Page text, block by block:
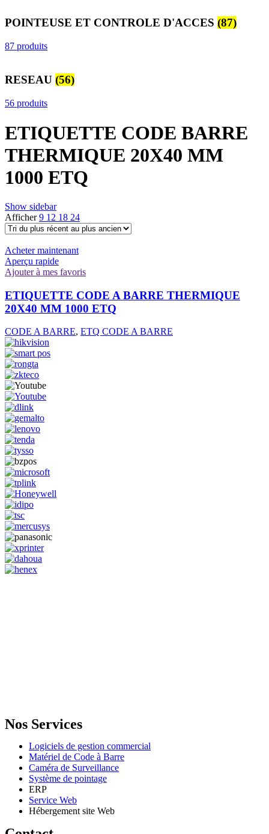
POINTEUSE ET CONTROLE D'ACCES (87)
87 produits
RESEAU (56)
56 produits
ETIQUETTE CODE BARRE
THERMIQUE 20X40 MM
1000 ETQ
Show sidebar
Afficher9 12 18 24
Acheter maintenant
Aperçu rapide
Ajouter à mes favoris
ETIQUETTE CODE A BARRE THERMIQUE
20X40 MM 1000 ETQ
CODE A BARRE, ETQ CODE A BARRE
Nos Services
Logiciels de gestion commercial
Matériel de Code à Barre
Caméra de Surveillance
Système de pointage
ERP
Service Web
Hébergement site Web